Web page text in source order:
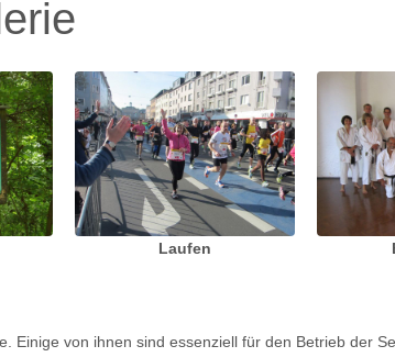
Laufen
Einige von ihnen sind essenziell für den Betrieb der